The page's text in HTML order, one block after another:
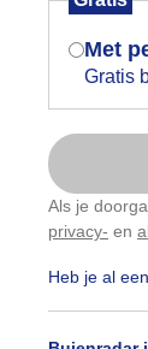
Met
Gratis
Als je
privacy- en
Heb je al
je
Gebruik je